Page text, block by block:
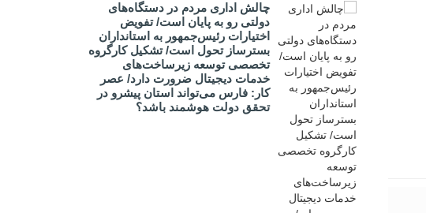
چالش اداری مردم در دستگاه‌های
دولتی رو به پایان است/ تفویض
اختیارات رئیس‌جمهور به استانداران
بسترساز تحول است/ تشکیل کارگروه
تخصصی توسعه زیرساخت‌های
خدمات دیجیتال ضرورت دارد/ عصر
کار: فارس می‌تواند استان پیشرو در
تحقق دولت هوشمند باشد؟